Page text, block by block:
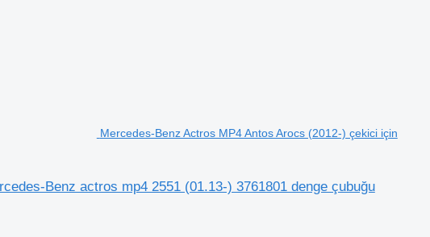
Mercedes-Benz Actros MP4 Antos Arocs (2012-) çekici için
Benz actros mp4 2551 (01.13-) 3761801 denge çubuğu